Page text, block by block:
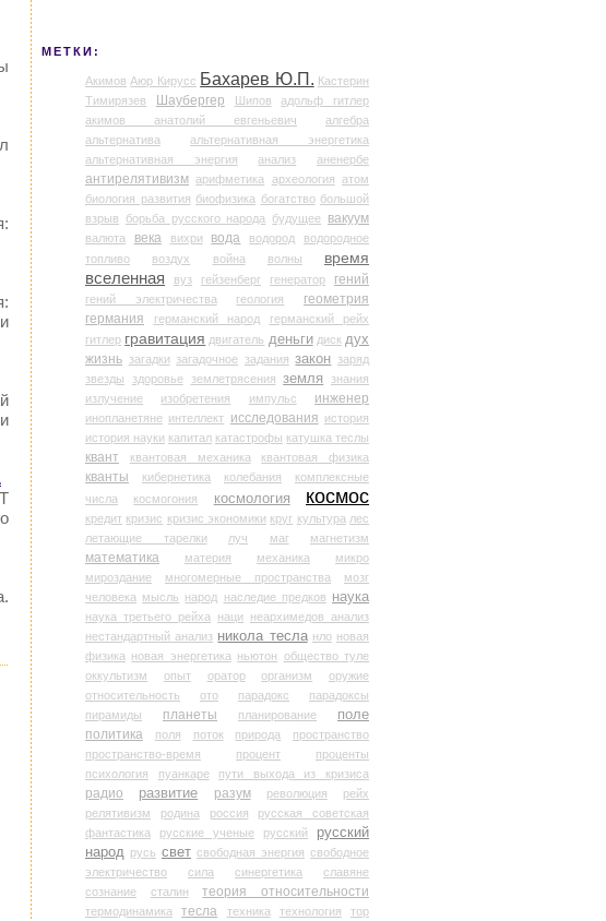
МЕТКИ:
Акимов Аюр Кирусс Бахарев Ю.П. Кастерин
Тимирязев
Шаубергер Шипов
адольф гитлер
акимов анатолий евгеньевич
алгебра
альтернатива
альтернативная энергетика
альтернативная энергия
анализ аненербе
антирелятивизм арифметика археология атом
биология развития биофизика богатство большой
взрыв
борьба русского народа будущее вакуум
валюта века вихри вода водород
водородное
топливо
воздух война волны
время
вселенная
вуз гейзенберг генератор гений
гений электричества геология
геометрия
германия
германский народ
германский рейх
гитлер гравитация двигатель деньги диск дух
жизнь загадки загадочное задания закон заряд
звезды
здоровье землетрясения земля
знания
излучение
изобретения импульс инженер
инопланетяне интеллект исследования история
история науки капитал катастрофы катушка теслы
квант квантовая механика квантовая физика
кванты кибернетика колебания
комплексные
числа
космогония космология космос
кредит кризис кризис экономики круг культура лес
летающие тарелки
луч маг магнетизм
математика материя механика
микро
мироздание
многомерные пространства
мозг
человека мысль народ наследие предков наука
наука третьего рейха наци
неархимедов анализ
нестандартный анализ никола тесла нло новая
физика новая энергетика ньютон общество туле
оккультизм
опыт оратор организм
оружие
относительность
ото парадокс
парадоксы
пирамиды
планеты планирование
поле
политика
поля поток природа
пространство
пространство-время
процент
проценты
психология
пуанкаре пути выхода из кризиса
радио развитие разум революция
рейх
релятивизм
родина россия
русская советская
фантастика
русские ученые русский
русский
народ русь свет свободная энергия свободное
электричество
сила синергетика
славяне
сознание
сталин теория относительности
термодинамика тесла техника технология тор